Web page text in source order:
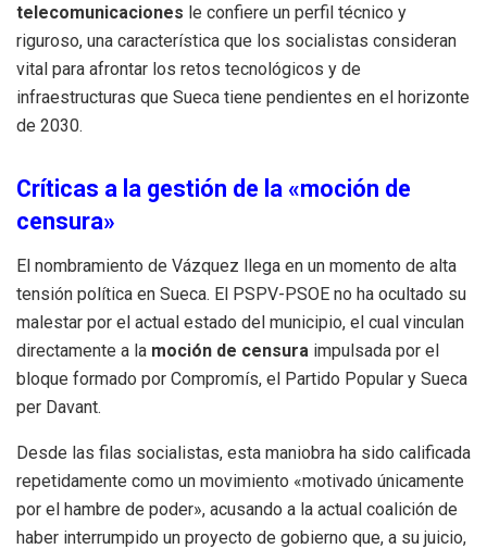
telecomunicaciones le confiere un perfil técnico y
riguroso, una característica que los socialistas consideran
vital para afrontar los retos tecnológicos y de
infraestructuras que Sueca tiene pendientes en el horizonte
de 2030.
Críticas a la gestión de la «moción de
censura»
El nombramiento de Vázquez llega en un momento de alta
tensión política en Sueca. El PSPV-PSOE no ha ocultado su
malestar por el actual estado del municipio, el cual vinculan
directamente a la moción de censura impulsada por el
bloque formado por Compromís, el Partido Popular y Sueca
per Davant.
Desde las filas socialistas, esta maniobra ha sido calificada
repetidamente como un movimiento «motivado únicamente
por el hambre de poder», acusando a la actual coalición de
haber interrumpido un proyecto de gobierno que, a su juicio,